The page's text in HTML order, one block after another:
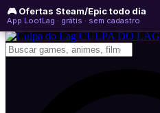
🎮 Ofertas Steam/Epic todo dia
App LootLag · grátis · sem cadastro
quinta-feira, 06 de agosto de 2026
Newsletter
CULPA DO LAG